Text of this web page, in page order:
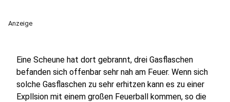
Anzeige
Eine Scheune hat dort gebrannt, drei Gasflaschen
befanden sich offenbar sehr nah am Feuer. Wenn sich
solche Gasflaschen zu sehr erhitzen kann es zu einer
Expllsion mit einem großen Feuerball kommen, so die